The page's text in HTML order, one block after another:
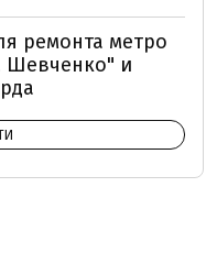
ремонта метро
Шевченко" и